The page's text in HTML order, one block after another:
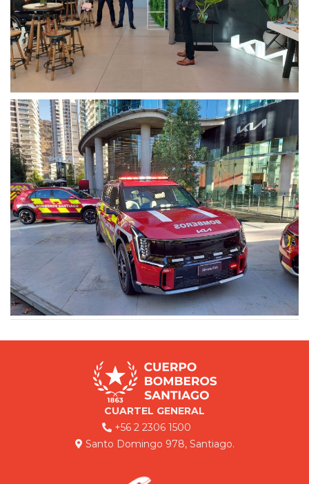
CUARTEL GENERAL
+56 2 2306 1500
Santo Domingo 978, Santiago.